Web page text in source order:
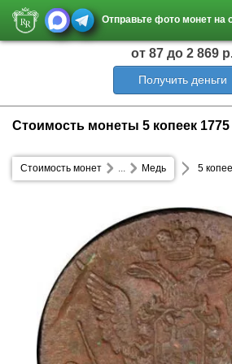
Отправьте фото монет на
от 87 до 2 869
Получить деньги
Стоимость монеты 5 копеек
Стоимость монет Медь
... 5